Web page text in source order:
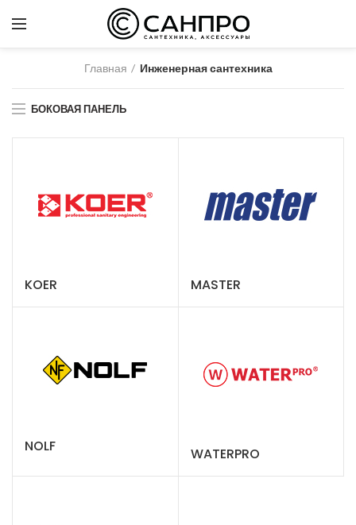
Главная Инженерная сантехника
БОКОВАЯ ПАНЕЛЬ
KOER MASTER
NOLF WATERPRO